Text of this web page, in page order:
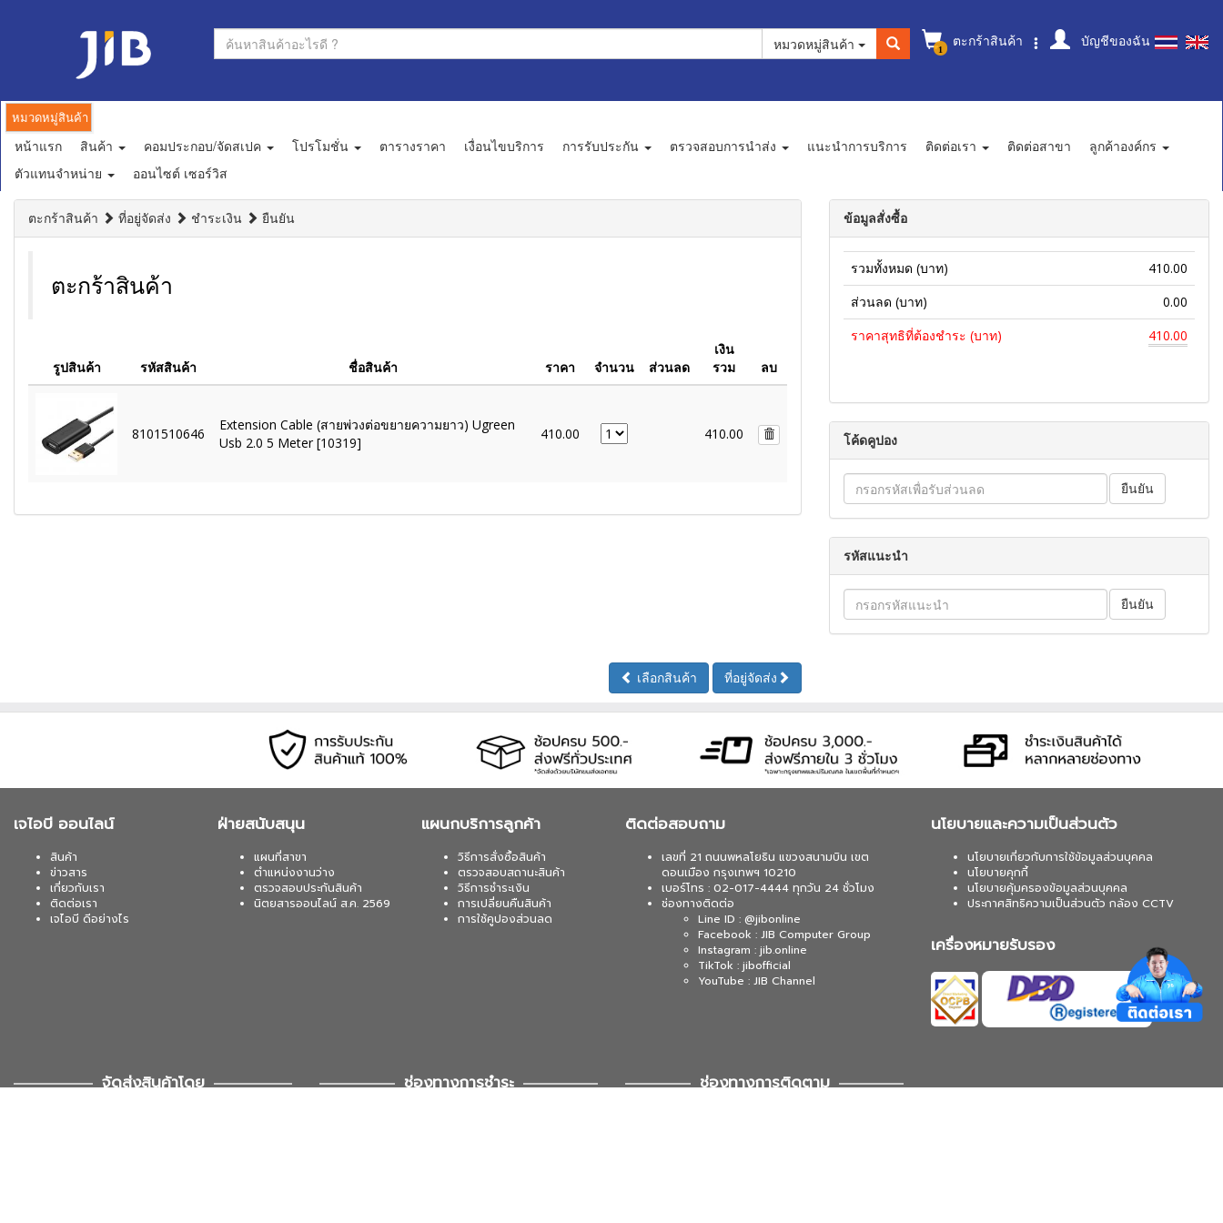
1 ตะกร้าสินค้า บัญชีของฉัน
หมวดหมู่สินค้า
หมวดหมู่สินค้า
หน้าแรก สินค้า คอมประกอบ/จัดสเปค โปรโมชั่น ตารางราคา เงื่อนไขบริการ การรับประกัน ตรวจสอบการนำส่ง แนะนำการบริการ ติดต่อเรา ติดต่อสาขา
ลูกค้าองค์กร
ตัวแทนจำหน่าย
ออนไซต์ เซอร์วิส
ตะกร้าสินค้า ที่อยู่จัดส่ง ชำระเงิน ยืนยัน
ตะกร้าสินค้า
รูปสินค้า รหัสสินค้า ชื่อสินค้า ราคา จำนวน ส่วนลด
เงิน
รวม
ลบ
8101510646
Extension Cable (สายพ่วงต่อขยายความยาว) Ugreen
Usb 2.0 5 Meter [10319]
410.00 410.00
ข้อมูลสั่งซื้อ
รวมทั้งหมด (บาท)
410.00
ส่วนลด (บาท)
0.00
ราคาสุทธิที่ต้องชำระ (บาท)
410.00
โค้ดคูปอง
รหัสแนะนำ
เลือกสินค้า ที่อยู่จัดส่ง
เจไอบี ออนไลน์
สินค้า
ข่าวสาร
เกี่ยวกับเรา
ติดต่อเรา
เจไอบี ดีอย่างไร
ฝ่ายสนับสนุน
แผนที่สาขา
ตำแหน่งงานว่าง
ตรวจสอบประกันสินค้า
นิตยสารออนไลน์ ส.ค. 2569
แผนกบริการลูกค้า
วิธีการสั่งซื้อสินค้า
ตรวจสอบสถานะสินค้า
วิธีการชำระเงิน
การเปลี่ยนคืนสินค้า
การใช้คูปองส่วนลด
ติดต่อสอบถาม
เลขที่ 21 ถนนพหลโยธิน แขวงสนามบิน เขต
ดอนเมือง กรุงเทพฯ 10210
เบอร์โทร : 02-017-4444 ทุกวัน 24 ชั่วโมง
ช่องทางติดต่อ
Line ID : @jibonline
Facebook : JIB Computer Group
Instagram : jib.online
TikTok : jibofficial
YouTube : JIB Channel
นโยบายและความเป็นส่วนตัว
นโยบายเกี่ยวกับการใช้ข้อมูลส่วนบุคคล
นโยบายคุกกี้
นโยบายคุ้มครองข้อมูลส่วนบุคคล
ประกาศสิทธิความเป็นส่วนตัว กล้อง CCTV
เครื่องหมายรับรอง
จัดส่งสินค้าโดย ช่องทางการชำระ ช่องทางการติดตาม